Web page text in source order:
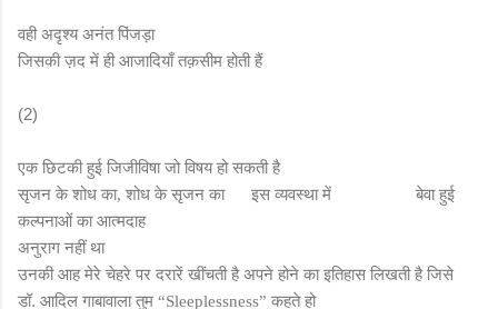
वही अदृश्य अनंत पिंजड़ा
जिसकी ज़द में ही आजादियाँ तक़सीम होती हैं
(2)
एक छिटकी हुई जिजीविषा जो विषय हो सकती है
सृजन के शोध का, शोध के सृजन का इस व्यवस्था में
बेवा हुई
कल्पनाओं का आत्मदाह
अनुराग नहीं था
उनकी आह मेरे चेहरे पर दरारें खींचती है अपने होने का इतिहास लिखती है जिसे
डॉ. आदिल गाबावाला तुम “Sleeplessness” कहते हो